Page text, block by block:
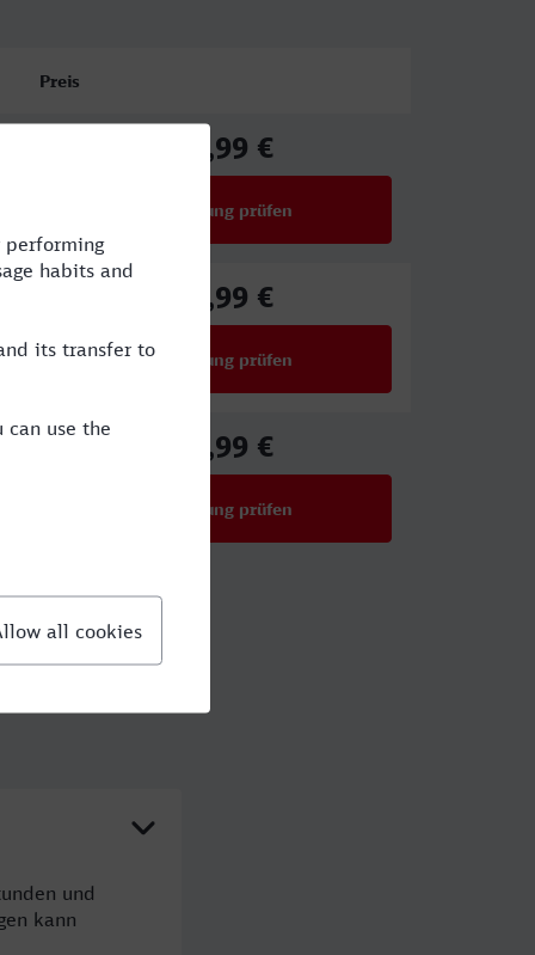
Preis
63,99 €
Verbindung prüfen
39,99 €
Verbindung prüfen
56,99 €
Verbindung prüfen
und
kann